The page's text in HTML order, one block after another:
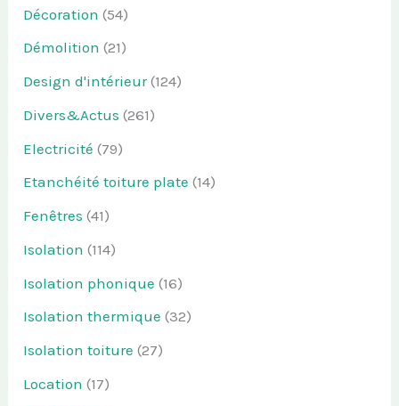
Décoration (54)
Démolition (21)
Design d'intérieur(124)
Divers&Actus (261)
Electricité (79)
Etanchéité toiture plate (14)
Fenêtres (41)
Isolation (114)
Isolation phonique (16)
Isolation thermique (32)
Isolation toiture (27)
Location (17)